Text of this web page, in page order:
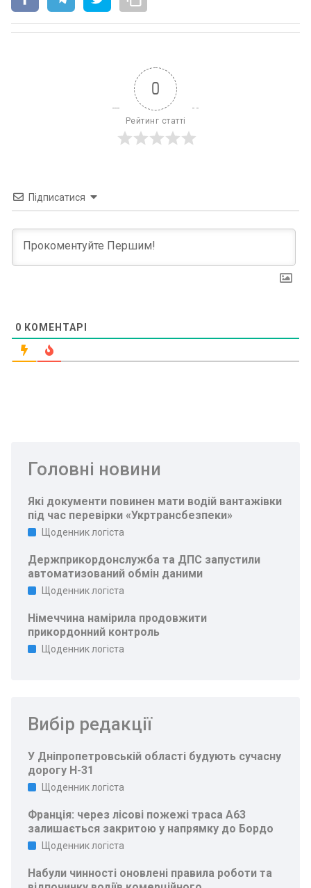
0
Рейтинг статті
Підписатися
0 КОМЕНТАРІ
Головні новини
Які документи повинен мати водій вантажівки
під час перевірки «Укртрансбезпеки»
Щоденник логіста
Держприкордонслужба та ДПС запустили
автоматизований обмін даними
Щоденник логіста
Німеччина намірила продовжити
прикордонний контроль
Щоденник логіста
Вибір редакції
У Дніпропетровській області будують сучасну
дорогу Н-31
Щоденник логіста
Франція: через лісові пожежі траса A63
залишається закритою у напрямку до Бордо
Щоденник логіста
Набули чинності оновлені правила роботи та